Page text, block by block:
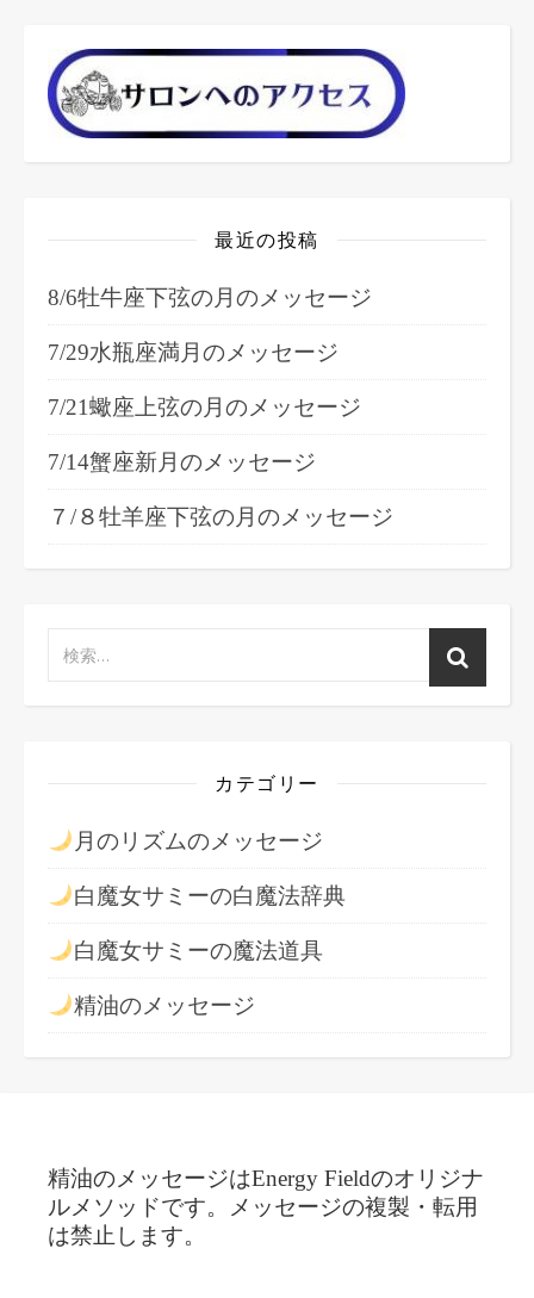
最近の投稿
8/6牡牛座下弦の月のメッセージ
7/29水瓶座満月のメッセージ
7/21蠍座上弦の月のメッセージ
7/14蟹座新月のメッセージ
７/８牡羊座下弦の月のメッセージ
カテゴリー
月のリズムのメッセージ
白魔女サミーの白魔法辞典
白魔女サミーの魔法道具
精油のメッセージ
精油のメッセージはEnergy Fieldのオリジナ
ルメソッドです。メッセージの複製・転用
は禁止します。